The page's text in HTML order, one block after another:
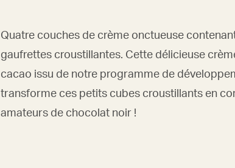
Quatre couches de crème onctueuse
gaufrettes croustillantes. Cette délicieuse
cacao issu de notre programme de
transforme ces petits cubes croustillants en
amateurs de chocolat noir !